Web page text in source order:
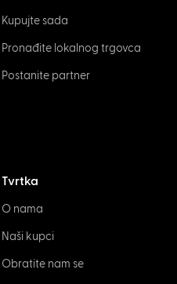
Kupujte sada
Pronađite lokalnog trgovca
Postanite partner
Tvrtka
O nama
Naši kupci
Obratite nam se